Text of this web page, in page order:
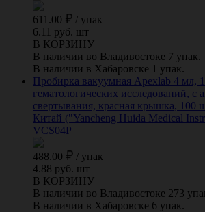
611.00 / упак
6.11 руб. шт
В КОРЗИНУ
В наличии во Владивостоке 7 упак.
В наличии в Хабаровске 1 упак.
Пробирка вакуумная Apexlab 4 мл,
гематологических исследований, с
свертывания, красная крышка, 100
Китай ("Yancheng Huida Medical
VCS04P
488.00 / упак
4.88 руб. шт
В КОРЗИНУ
В наличии во Владивостоке 273
В наличии в Хабаровске 6 упак.